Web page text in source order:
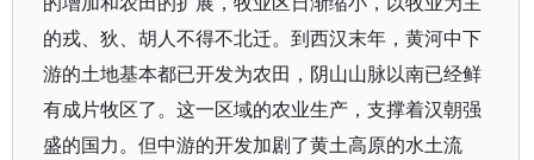
的戎、狄、胡人不得不北迁。到西汉末年，黄河中下
游的土地基本都已开发为农田，阴山山脉以南已经鲜
有成片牧区了。这一区域的农业生产，支撑着汉朝强
盛的国力。但中游的开发加剧了黄土高原的水土流